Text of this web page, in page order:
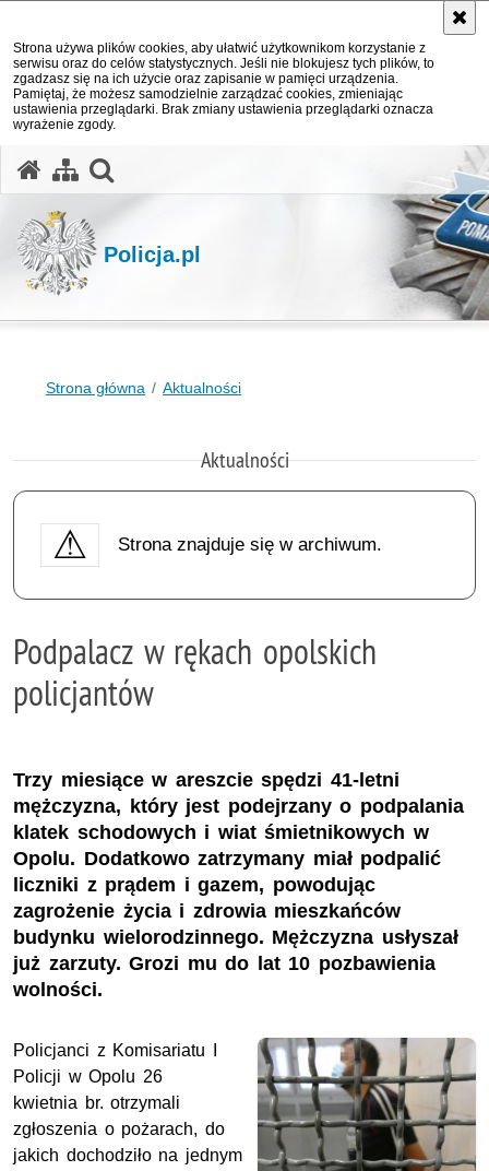
Strona używa plików cookies, aby ułatwić użytkownikom korzystanie z
serwisu oraz do celów statystycznych. Jeśli nie blokujesz tych plików, to
zgadzasz się na ich użycie oraz zapisanie w pamięci urządzenia.
Pamiętaj, że możesz samodzielnie zarządzać cookies, zmieniając
ustawienia przeglądarki. Brak zmiany ustawienia przeglądarki oznacza
wyrażenie zgody.
Policja.pl
Strona główna Aktualności
Aktualności
Strona znajduje się w archiwum.
Podpalacz w rękach opolskich
policjantów
Trzy miesiące w areszcie spędzi 41-letni
mężczyzna, który jest podejrzany o podpalania
klatek schodowych i wiat śmietnikowych w
Opolu. Dodatkowo zatrzymany miał podpalić
liczniki z prądem i gazem, powodując
zagrożenie życia i zdrowia mieszkańców
budynku wielorodzinnego. Mężczyzna usłyszał
już zarzuty. Grozi mu do lat 10 pozbawienia
wolności.
Policjanci z Komisariatu I
Policji w Opolu 26
kwietnia br.otrzymali
zgłoszenia o pożarach, do
jakich dochodziło na jednym